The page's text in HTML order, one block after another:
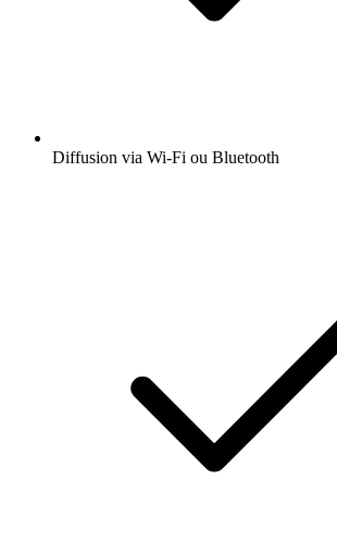
Diffusion via Wi-Fi ou Bluetooth